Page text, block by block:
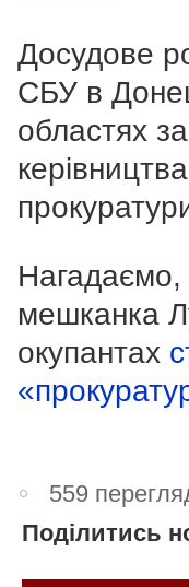
Досудове
СБУ в
областях
мешканка
окупантах
559
Поділитись